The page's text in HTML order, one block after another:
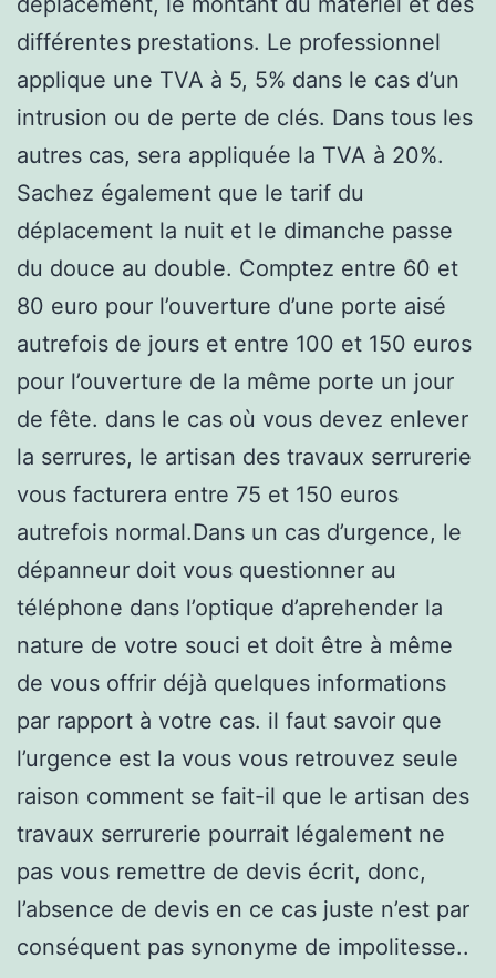
différentes prestations. Le professionnel
applique une TVA à 5, 5% dans le cas d’un
intrusion ou de perte de clés. Dans tous les
autres cas, sera appliquée la TVA à 20%.
Sachez également que le tarif du
déplacement la nuit et le dimanche passe
du douce au double. Comptez entre 60 et
80 euro pour l’ouverture d’une porte aisé
autrefois de jours et entre 100 et 150 euros
pour l’ouverture de la même porte un jour
de fête. dans le cas où vous devez enlever
la serrures, le artisan des travaux serrurerie
vous facturera entre 75 et 150 euros
autrefois normal.Dans un cas d’urgence, le
dépanneur doit vous questionner au
téléphone dans l’optique d’aprehender la
nature de votre souci et doit être à même
de vous offrir déjà quelques informations
par rapport à votre cas. il faut savoir que
l’urgence est la vous vous retrouvez seule
raison comment se fait-il que le artisan des
travaux serrurerie pourrait légalement ne
pas vous remettre de devis écrit, donc,
l’absence de devis en ce cas juste n’est par
conséquent pas synonyme de impolitesse..